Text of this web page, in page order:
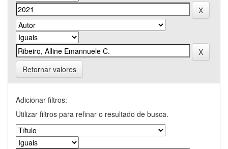
Retornar valores
Adicionar filtros:
Utilizar filtros para refinar o resultado de busca.